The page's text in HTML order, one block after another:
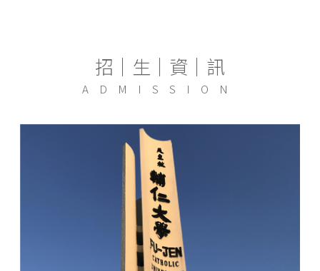
招│生│資│訊
ADMISSION